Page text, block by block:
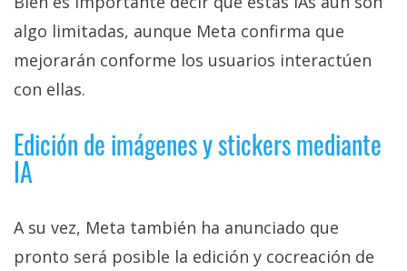
algo limitadas, aunque Meta confirma que
mejorarán conforme los usuarios interactúen
con ellas.
Edición de imágenes y stickers mediante
IA
A su vez, Meta también ha anunciado que
pronto será posible la edición y cocreación de